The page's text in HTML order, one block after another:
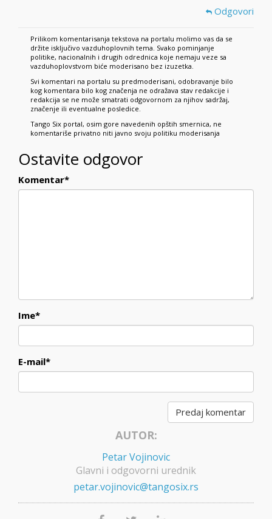
Odgovori
Prilikom komentarisanja tekstova na portalu molimo vas da se
držite isključivo vazduhoplovnih tema. Svako pominjanje
politike, nacionalnih i drugih odrednica koje nemaju veze sa
vazduhoplovstvom biće moderisano bez izuzetka.
Svi komentari na portalu su predmoderisani, odobravanje bilo
kog komentara bilo kog značenja ne odražava stav redakcije i
redakcija se ne može smatrati odgovornom za njihov sadržaj,
značenje ili eventualne posledice.
Tango Six portal, osim gore navedenih opštih smernica, ne
komentariše privatno niti javno svoju politiku moderisanja
Ostavite odgovor
Komentar*
Ime*
E-mail*
AUTOR:
Petar Vojinovic
Glavni i odgovorni urednik
petar.vojinovic@tangosix.rs